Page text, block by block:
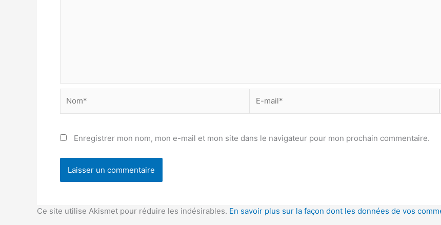
mail*
Enregistrer mon nom, mon e-mail et mon site dans le navigateur pour mon prochain commentaire.
Ce site utilise Akismet pour réduire les indésirables. En savoir plus sur la façon dont les données de vos